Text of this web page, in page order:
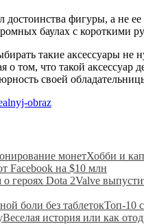
достоинства фигуры, а
баулах с короткими
такие аксессуары
том, что такой аксессуар
своей
Хобби и
Facebook на $10 млн
Valve
Топ-10
Веселая история или как